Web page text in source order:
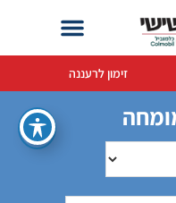
זימון לרעננה